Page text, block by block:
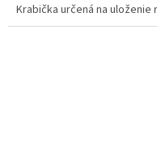
Krabička určená na